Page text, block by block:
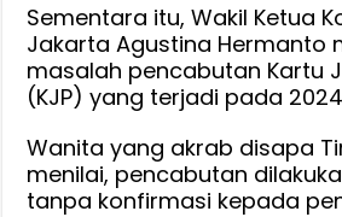
Sementara itu, Wakil Ketua
Jakarta Agustina Hermanto
masalah pencabutan Kartu
(KJP) yang terjadi pada
Wanita yang akrab disapa
menilai, pencabutan
tanpa konfirmasi kepada